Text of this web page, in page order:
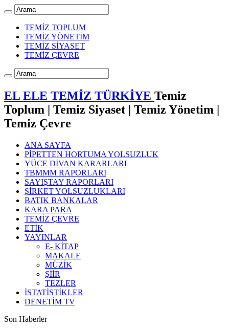
TEMİZ TOPLUM
TEMİZ YÖNETİM
TEMİZ SİYASET
TEMİZ ÇEVRE
EL ELE TEMİZ TÜRKİYE Temiz
Toplum | Temiz Siyaset | Temiz Yönetim |
Temiz Çevre
ANA SAYFA
PİPETTEN HORTUMA YOLSUZLUK
YÜCE DİVAN KARARLARI
TBMMM RAPORLARI
SAYIŞTAY RAPORLARI
ŞİRKET YOLSUZLUKLARI
BATIK BANKALAR
KARA PARA
TEMİZ ÇEVRE
ETİK
YAYINLAR
E- KİTAP
MAKALE
MÜZİK
ŞİİR
TEZLER
İSTATİSTİKLER
DENETİM TV
Son Haberler